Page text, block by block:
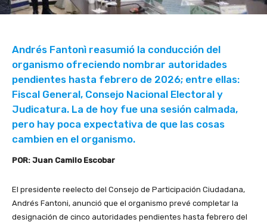
Andrés Fantonì reasumió la conducción del
organismo ofreciendo nombrar autoridades
pendientes hasta febrero de 2026; entre ellas:
Fiscal General, Consejo Nacional Electoral y
Judicatura. La de hoy fue una sesión calmada,
pero hay poca expectativa de que las cosas
cambien en el organismo.
POR: Juan Camilo Escobar
El presidente reelecto del Consejo de Participación Ciudadana,
Andrés Fantoni, anunció que el organismo prevé completar la
designación de cinco autoridades pendientes hasta febrero del